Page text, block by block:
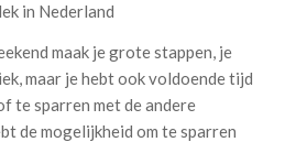
in Nederland
maak je grote stappen, je
maar je hebt ook voldoende tijd
te sparren met de andere
de mogelijkheid om te sparren